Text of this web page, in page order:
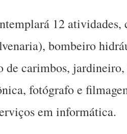
12
bombeiro
de carimbos,
fotógrafo e
em informática.